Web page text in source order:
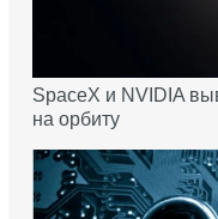
SpaceX и NVIDIA
на орбиту